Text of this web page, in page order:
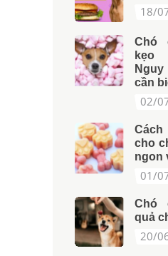
18/
Chó
kẹo
cần
02/
Cách
cho
ngon
01/
Chó
quả
20/